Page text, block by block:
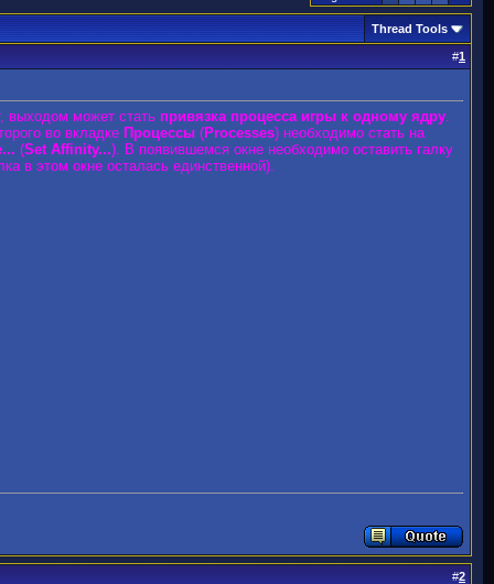
Thread Tools
#1
выходом может стать привязка процесса игры к одному ядру.
во вкладке Процессы (Processes) необходимо стать на
(Set Affinity...). В появившемся окне необходимо оставить галку
в этом окне осталась единственной).
#2